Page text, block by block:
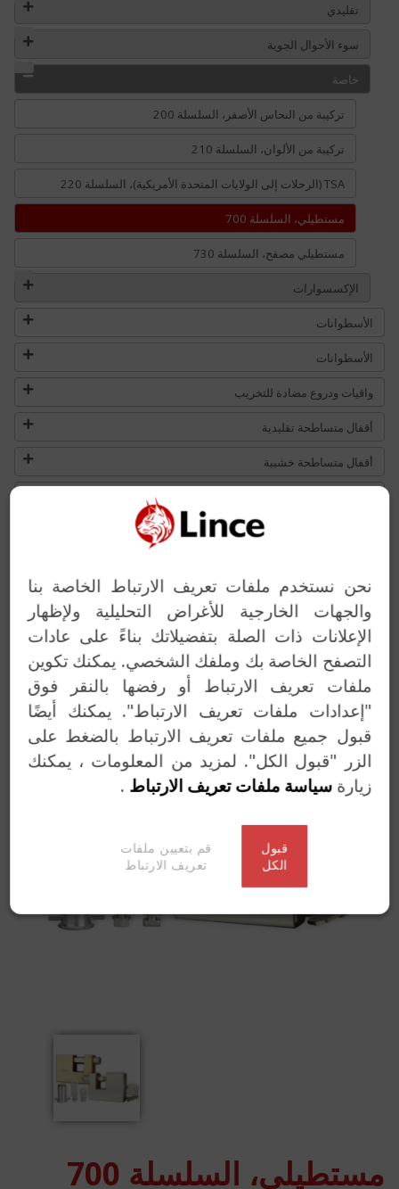
تقليدي
سوء الأحوال الجوية
خاصة
تركيبة من النحاس الأصفر، السلسلة 200
تركيبة من الألوان، السلسلة 210
TSA (الرحلات إلى الولايات المتحدة الأمريكية)، السلسلة 220
مستطيلي، السلسلة 700
مستطيلي مصفح، السلسلة 730
الإكسسوارات
الأسطوانات
الأسطوانات
واقيات ودروع مضادة للتخريب
أقفال متساطحة تقليدية
أقفال متساطحة خشبية
ترباسات و اقفال متساطحة
غلاقات الأبواب
خدمت المفاتيح
حلول مخصصة
مستطيلي، السلسلة 700
نحن نستخدم ملفات تعريف الارتباط الخاصة بنا
والجهات الخارجية للأغراض التحليلية ولإظهار
الإعلانات ذات الصلة بتفضيلاتك بناءً على عادات
التصفح الخاصة بك وملفك الشخصي. يمكنك تكوين
ملفات تعريف الارتباط أو رفضها بالنقر فوق
"إعدادات ملفات تعريف الارتباط". يمكنك أيضًا
قبول جميع ملفات تعريف الارتباط بالضغط على
الزر "قبول الكل". لمزيد من المعلومات ، يمكنك
زيارةسياسة ملفات تعريف الارتباط .
قبول
الكل
قم بتعيين ملفات
تعريف الارتباط